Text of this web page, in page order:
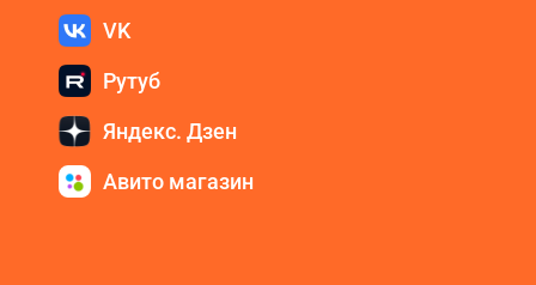
VK
Рутуб
Яндекс. Дзен
Авито магазин